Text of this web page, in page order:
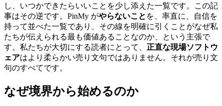
し、いつかできたらいいことを少し添えた一覧です。この記
事はその逆です。PinMy がやらないこと を、率直に、自信を
持って並べた一覧であり、その線を明確に引くことがなぜ私
たちが伝えられる最も価値あることなのか、という主張で
す。私たちが大切にする読者にとって、 正直な現場ソフトウ
ェアはより柔らかい売り文句ではありません。それが売り文
句のすべてです。
なぜ境界から始めるのか